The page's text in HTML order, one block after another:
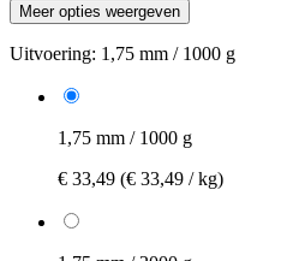
Meer opties weergeven
Uitvoering: 1,75 mm / 1000 g
1,75 mm / 1000 g
€ 33,49 (€ 33,49 / kg)